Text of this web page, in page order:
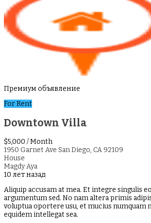
Премиум объявление
For Rent
Downtown Villa
$5,000 / Month
1950 Garnet Ave San Diego, CA 92109
House
Magdy Aya
10 лет назад
Aliquip accusam at mea. Et integre singulis
argumentum sed. No nam altera primis
voluptua oportere usu, et mucius numquam
equidem intellegat sea.